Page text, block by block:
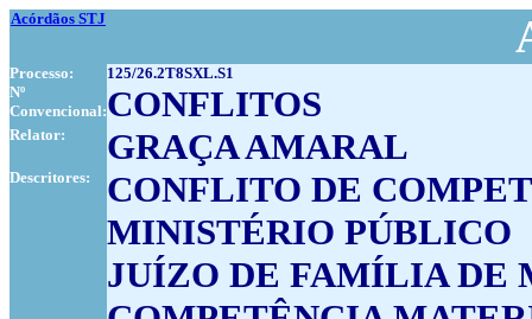
Acórdãos STJ
Processo:
125/26.2T8SXL.S1
Nº
Convencional:CONFLITOS
Relator: GRAÇA AMARAL
Descritores:
CONFLITO DE
MINISTÉRIO PÚBLICO
JUÍZO DE FAMÍLIA DE